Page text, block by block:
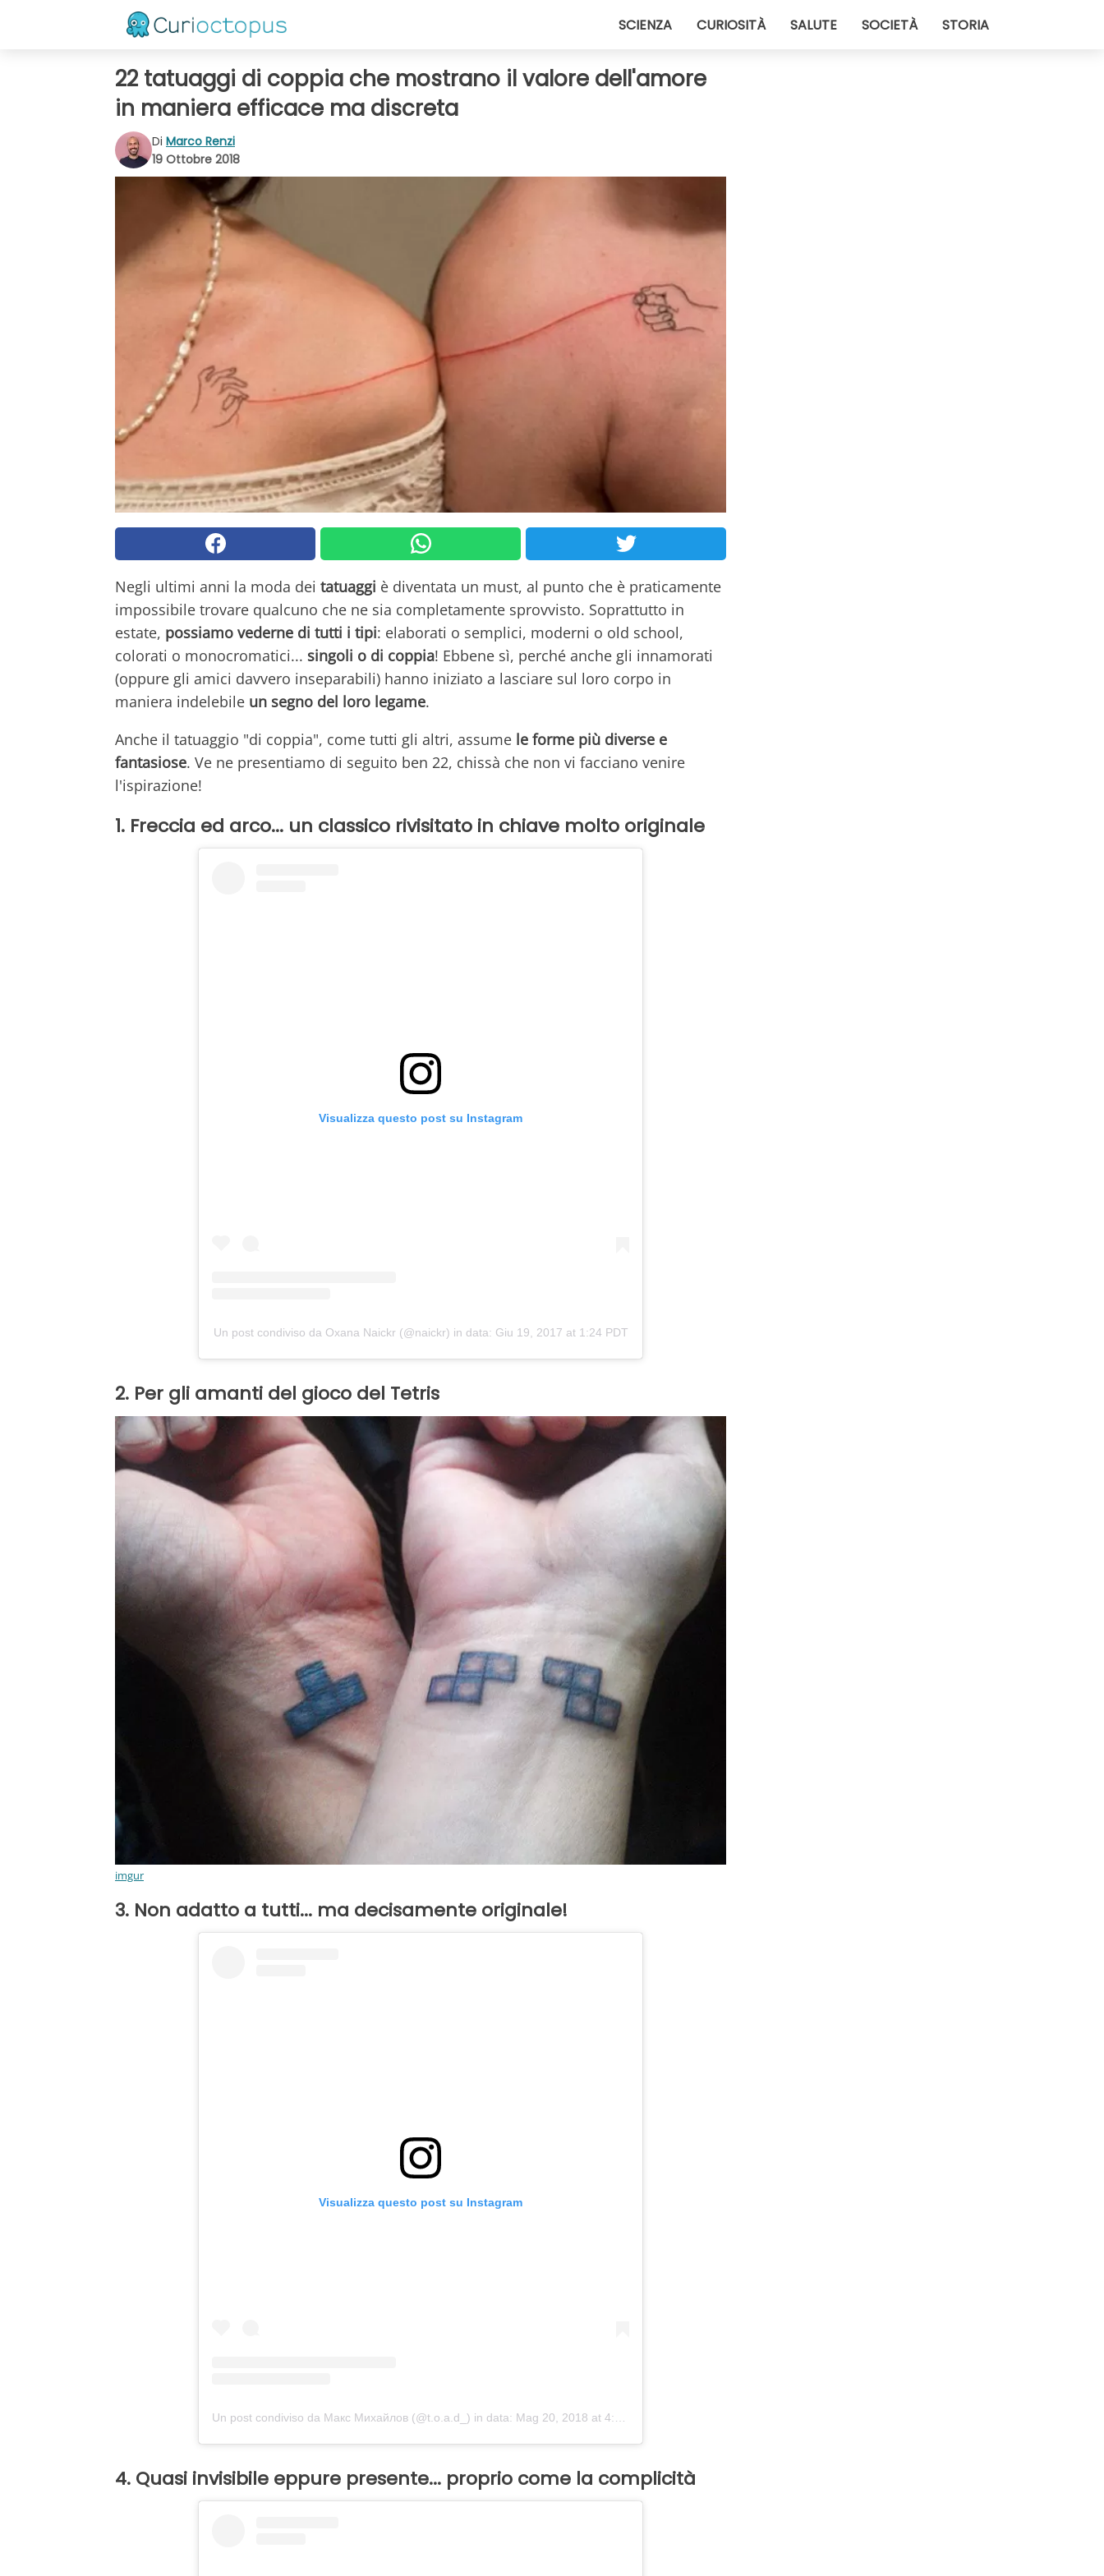
SCIENZA CURIOSITÀ SALUTE SOCIETÀ STORIA
22 tatuaggi di coppia che mostrano il valore dell'amore
in maniera efficace ma discreta
Di Marco Renzi
19 Ottobre 2018
Negli ultimi anni la moda dei tatuaggi è diventata un must, al punto che è praticamente
impossibile trovare qualcuno che ne sia completamente sprovvisto. Soprattutto in
estate, possiamo vederne di tutti i tipi: elaborati o semplici, moderni o old school,
colorati o monocromatici... singoli o di coppia! Ebbene sì, perché anche gli innamorati
(oppure gli amici davvero inseparabili) hanno iniziato a lasciare sul loro corpo in
maniera indelebile un segno del loro legame.
Anche il tatuaggio "di coppia", come tutti gli altri, assume le forme più diverse e
fantasiose. Ve ne presentiamo di seguito ben 22, chissà che non vi facciano venire
l'ispirazione!
1. Freccia ed arco... un classico rivisitato in chiave molto originale
Visualizza questo post su Instagram
Un post condiviso da Oxana Naickr (@naickr) in data: Giu 19, 2017 at 1:24 PDT
2. Per gli amanti del gioco del Tetris
imgur
3. Non adatto a tutti... ma decisamente originale!
Visualizza questo post su Instagram
Un post condiviso da Макс Михайлов (@t.o.a.d_) in data: Mag 20, 2018 at 4:03 PDT
4. Quasi invisibile eppure presente... proprio come la complicità